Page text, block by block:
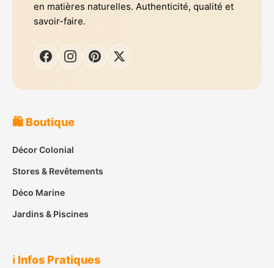
en matières naturelles. Authenticité, qualité et
savoir-faire.
🛍️ Boutique
Décor Colonial
Stores & Revêtements
Déco Marine
Jardins & Piscines
ℹ️ Infos Pratiques